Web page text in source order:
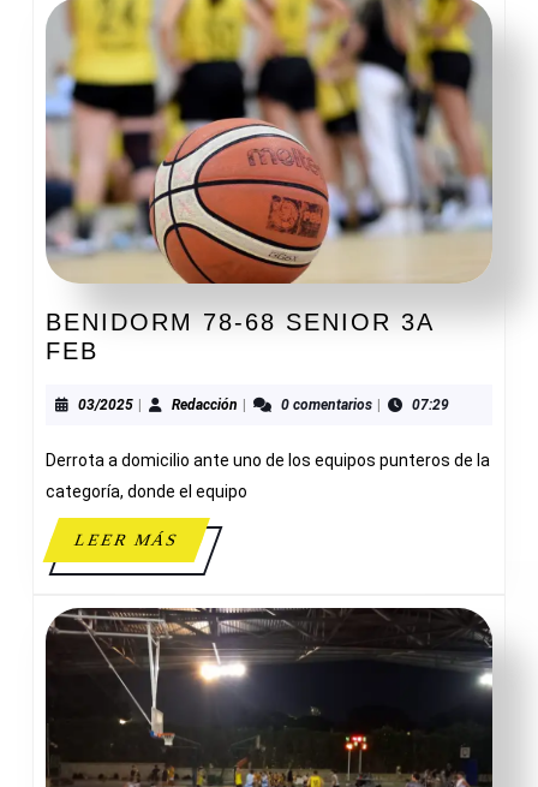
BENIDORM 78-68 SENIOR 3A
FEB
68
3A
FEB
03/202503/2025
| Redacción Redacción
| 0 comentarios | 07:29
Derrota a domicilio ante uno de los equipos punteros de la
categoría, donde el equipo
LEER MÁSLEER
MÁS